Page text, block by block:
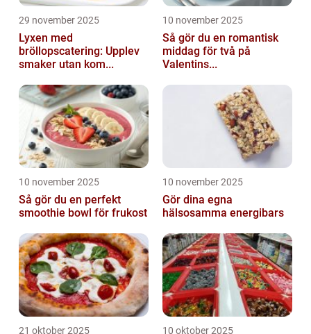
29 november 2025
Lyxen med
bröllopscatering: Upplev
smaker utan kom...
10 november 2025
Så gör du en romantisk
middag för två på
Valentins...
10 november 2025
Så gör du en perfekt
smoothie bowl för frukost
10 november 2025
Gör dina egna
hälsosamma energibars
21 oktober 2025 10 oktober 2025